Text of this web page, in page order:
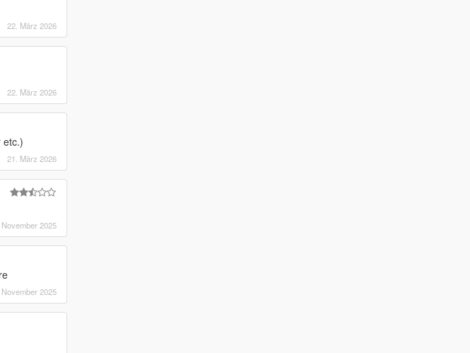
22. März 2026
22. März 2026
etc.)
21. März 2026
November 2025
November 2025